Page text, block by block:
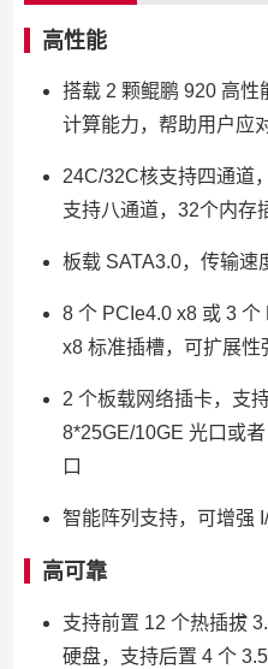
高性能
搭载 2 颗鲲鹏 920 高性
计算能力，帮助用户应
24C/32C核支持四通道
支持八通道，32个内存
板载 SATA3.0，传输速
8 个 PCIe4.0 x8 或 3
x8 标准插槽，可扩展性
2 个板载网络插卡，支
8*25GE/10GE 光口或
口
智能阵列支持，可增强
高可靠
支持前置 12 个热插拔
硬盘，支持后置 4 个